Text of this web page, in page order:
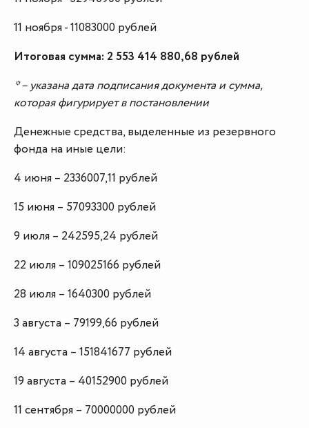
11 ноября - 11083000 рублей
Итоговая сумма: 2 553 414 880,68 рублей
* – указана дата подписания документа и сумма,
которая фигурирует в постановлении
Денежные средства, выделенные из резервного
фонда на иные цели:
4 июня – 2336007,11 рублей
15 июня – 57093300 рублей
9 июля – 242595,24 рублей
22 июля – 109025166 рублей
28 июля – 1640300 рублей
3 августа – 79199,66 рублей
14 августа – 151841677 рублей
19 августа – 40152900 рублей
11 сентября – 70000000 рублей